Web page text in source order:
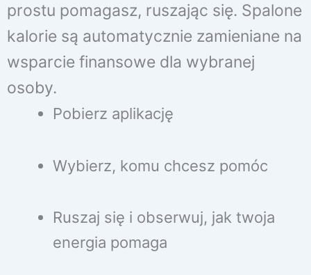
prostu pomagasz, ruszając się. Spalone
kalorie są automatycznie zamieniane na
wsparcie finansowe dla wybranej
osoby.
Pobierz aplikację
Wybierz, komu chcesz pomóc
Ruszaj się i obserwuj, jak twoja
energia pomaga